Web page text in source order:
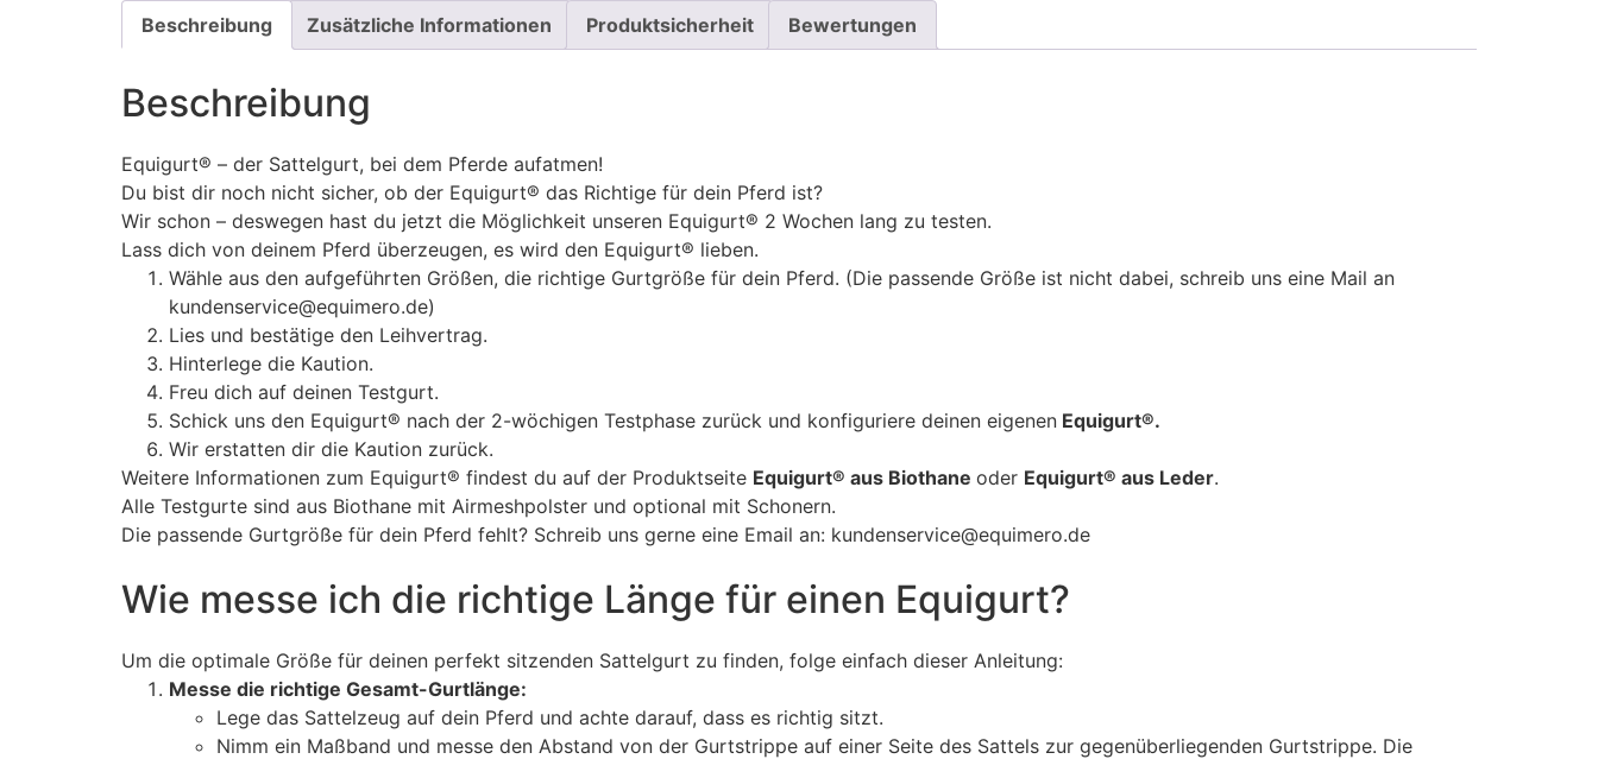
Beschreibung Zusätzliche Informationen Produktsicherheit Bewertungen
Beschreibung
Equigurt® – der Sattelgurt, bei dem Pferde aufatmen!
Du bist dir noch nicht sicher, ob der Equigurt® das Richtige für dein Pferd ist?
Wir schon – deswegen hast du jetzt die Möglichkeit unseren Equigurt® 2 Wochen lang zu testen.
Lass dich von deinem Pferd überzeugen, es wird den Equigurt® lieben.
Wähle aus den aufgeführten Größen, die richtige Gurtgröße für dein Pferd. (Die passende Größe ist nicht dabei, schreib uns eine Mail an
kundenservice@equimero.de)
Lies und bestätige den Leihvertrag.
Hinterlege die Kaution.
Freu dich auf deinen Testgurt.
Schick uns den Equigurt® nach der 2-wöchigen Testphase zurück und konfiguriere deinen eigenen Equigurt®.
Wir erstatten dir die Kaution zurück.
Weitere Informationen zum Equigurt® findest du auf der Produktseite Equigurt® aus Biothane oder Equigurt® aus Leder.
Alle Testgurte sind aus Biothane mit Airmeshpolster und optional mit Schonern.
Die passende Gurtgröße für dein Pferd fehlt? Schreib uns gerne eine Email an: kundenservice@equimero.de
Wie messe ich die richtige Länge für einen Equigurt?
Um die optimale Größe für deinen perfekt sitzenden Sattelgurt zu finden, folge einfach dieser Anleitung:
Messe die richtige Gesamt-Gurtlänge:
Lege das Sattelzeug auf dein Pferd und achte darauf, dass es richtig sitzt.
Nimm ein Maßband und messe den Abstand von der Gurtstrippe auf einer Seite des Sattels zur gegenüberliegenden Gurtstrippe. Die